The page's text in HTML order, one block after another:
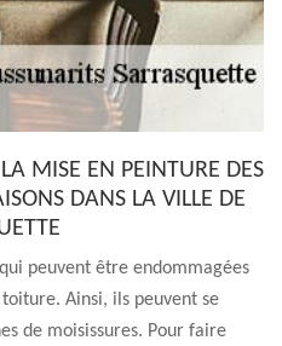
MISE EN PEINTURE DES
DANS LA VILLE DE
peuvent être endommagées
Ainsi, ils peuvent se
de moisissures. Pour faire